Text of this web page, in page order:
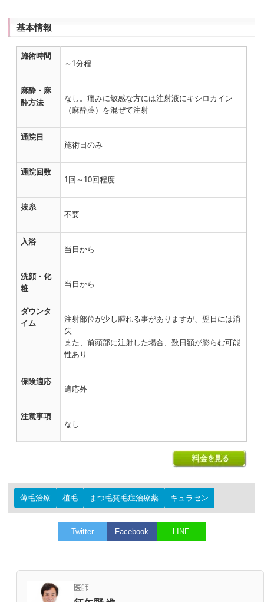
基本情報
施術時間
～1分程
麻酔・麻
酔方法
なし。痛みに敏感な方には注射液にキシロカイン
（麻酔薬）を混ぜて注射
通院日
施術日のみ
通院回数
1回～10回程度
抜糸
不要
入浴
当日から
洗顔・化
粧
当日から
ダウンタ
イム
注射部位が少し腫れる事がありますが、翌日には消
失
また、前頭部に注射した場合、数日額が膨らむ可能
性あり
保険適応
適応外
注意事項
なし
薄毛治療 植毛 まつ毛貧毛症治療薬 キュラセン
Twitter Facebook LINE
医師